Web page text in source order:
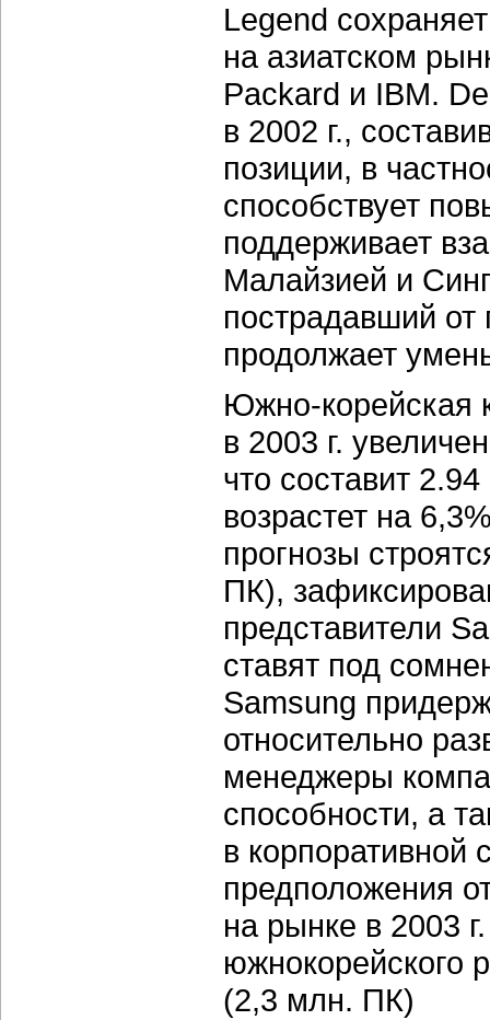
Legend
на азиатском
Packard и IBM.
в 2002 г.,
позиции, в
способствует
поддерживает
Малайзией и
пострадавший от
продолжает
Южно-корейская
в 2003 г.
что составит
возрастет на
прогнозы
ПК),
представители
ставят под
Samsung
относительно
менеджеры
способности, а
в корпоративной
предположения
на рынке в 2003
южнокорейского
(2,3 млн. ПК)